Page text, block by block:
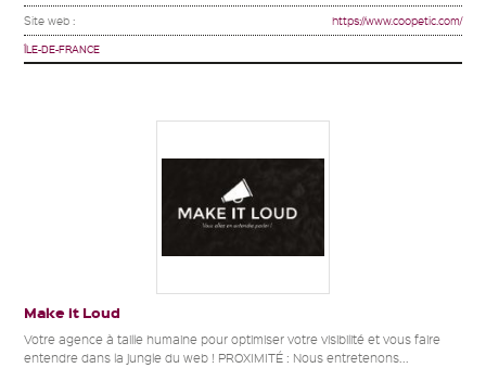
Site web : https://www.coopetic.com/
ÎLE-DE-FRANCE
Make it Loud
Votre agence à taille humaine pour optimiser votre visibilité et vous faire
entendre dans la jungle du web ! PROXIMITÉ : Nous entretenons...